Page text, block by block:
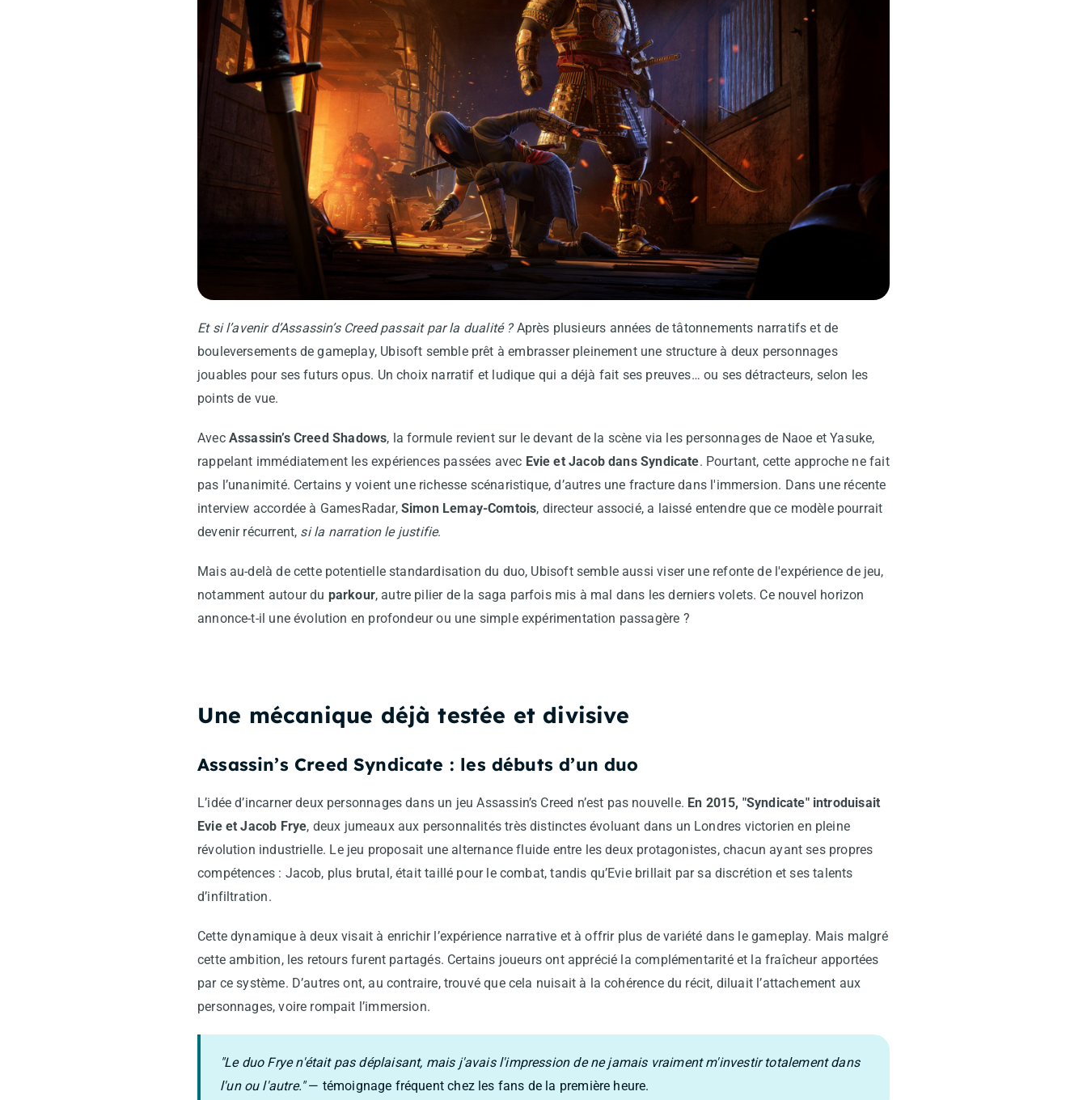
Et si l’avenir d’Assassin’s Creed passait par la dualité ?Après plusieurs années de tâtonnements narratifs et de
bouleversements de gameplay, Ubisoft semble prêt à embrasser pleinement une structure à deux personnages
jouables pour ses futurs opus. Un choix narratif et ludique qui a déjà fait ses preuves… ou ses détracteurs, selon les
points de vue.
Avec Assassin’s Creed Shadows, la formule revient sur le devant de la scène via les personnages de Naoe et Yasuke,
rappelant immédiatement les expériences passées avec Evie et Jacob dans Syndicate. Pourtant, cette approche ne fait
pas l’unanimité. Certains y voient une richesse scénaristique, d’autres une fracture dans l'immersion. Dans une récente
interview accordée à GamesRadar, Simon Lemay-Comtois, directeur associé, a laissé entendre que ce modèle pourrait
devenir récurrent, si la narration le justifie.
Mais au-delà de cette potentielle standardisation du duo, Ubisoft semble aussi viser une refonte de l'expérience de jeu,
notamment autour du parkour, autre pilier de la saga parfois mis à mal dans les derniers volets. Ce nouvel horizon
annonce-t-il une évolution en profondeur ou une simple expérimentation passagère ?
Une mécanique déjà testée et divisive
Assassin’s Creed Syndicate : les débuts d’un duo
L’idée d’incarner deux personnages dans un jeu Assassin’s Creed n’est pas nouvelle. En 2015, "Syndicate" introduisait
Evie et Jacob Frye, deux jumeaux aux personnalités très distinctes évoluant dans un Londres victorien en pleine
révolution industrielle. Le jeu proposait une alternance fluide entre les deux protagonistes, chacun ayant ses propres
compétences : Jacob, plus brutal, était taillé pour le combat, tandis qu’Evie brillait par sa discrétion et ses talents
d’infiltration.
Cette dynamique à deux visait à enrichir l’expérience narrative et à offrir plus de variété dans le gameplay. Mais malgré
cette ambition, les retours furent partagés. Certains joueurs ont apprécié la complémentarité et la fraîcheur apportées
par ce système. D’autres ont, au contraire, trouvé que cela nuisait à la cohérence du récit, diluait l’attachement aux
personnages, voire rompait l’immersion.
"Le duo Frye n'était pas déplaisant, mais j'avais l'impression de ne jamais vraiment m'investir totalement dans
l'un ou l'autre."— témoignage fréquent chez les fans de la première heure.